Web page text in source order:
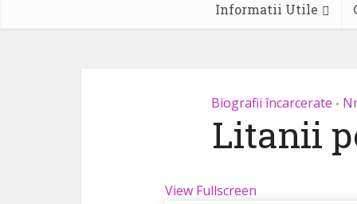
Informatii Utile
Biografii încarcerate •
Litanii
View Fullscreen